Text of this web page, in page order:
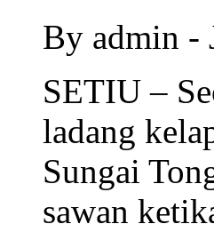
By admin -
SETIU –
ladang
Sungai
sawan